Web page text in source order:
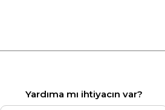
Yardıma mı ihtiyacın var?